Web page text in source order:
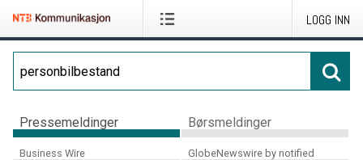
LOGG INN
Pressemeldinger Børsmeldinger
Business Wire GlobeNewswire by notified